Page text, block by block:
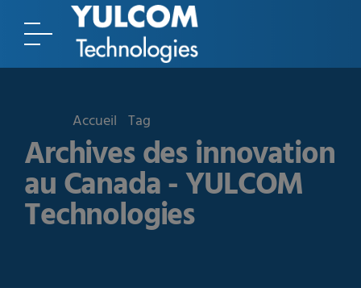
Accueil Tag
Archives des innovation
au Canada - YULCOM
Technologies